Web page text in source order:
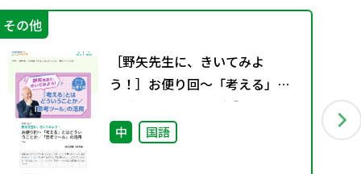
その他
［野矢先生に、きいてみよ
う！］お便り回～「考える」と
はどういうことか／「思考ツー
ル」の活用～
中 国語